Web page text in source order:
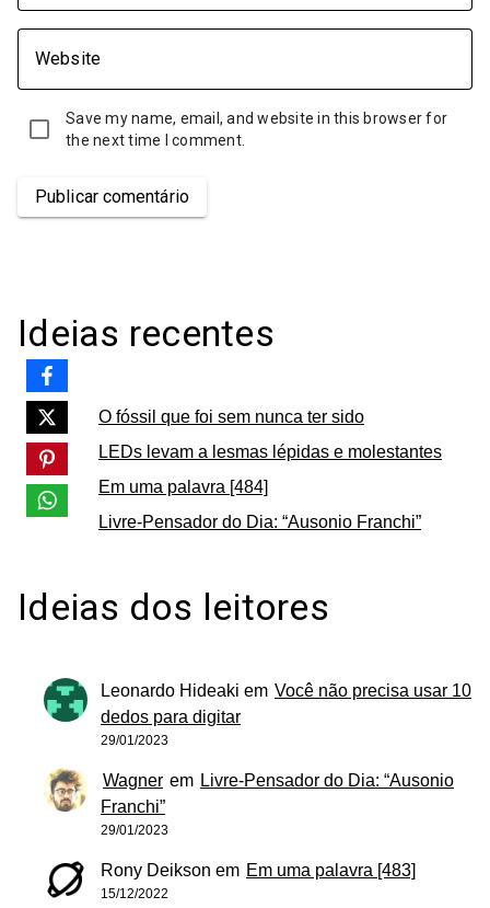
Website
Save my name, email, and website in this browser for
the next time I comment.
Publicar comentário
Ideias recentes
O fóssil que foi sem nunca ter sido
LEDs levam a lesmas lépidas e molestantes
Em uma palavra [484]
Livre-Pensador do Dia: “Ausonio Franchi”
Ideias dos leitores
Leonardo Hideaki em Você não precisa usar 10
dedos para digitar
29/01/2023
Wagner em Livre-Pensador do Dia: “Ausonio
Franchi”
29/01/2023
Rony Deikson em Em uma palavra [483]
15/12/2022